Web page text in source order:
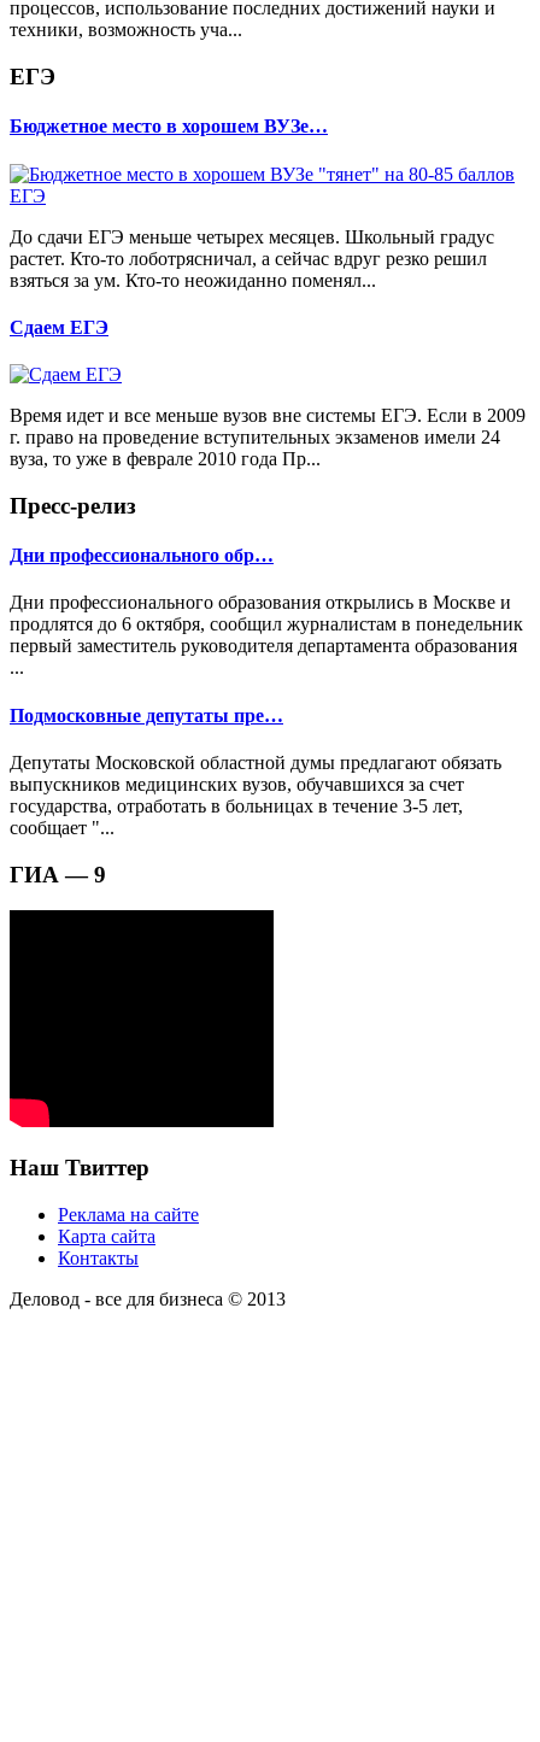
процессов, использование последних достижений науки и
техники, возможность уча...
ЕГЭ
Бюджетное место в хорошем ВУЗе…
До сдачи ЕГЭ меньше четырех месяцев. Школьный градус
растет. Кто-то лоботрясничал, а сейчас вдруг резко решил
взяться за ум. Кто-то неожиданно поменял...
Сдаем ЕГЭ
Время идет и все меньше вузов вне системы ЕГЭ. Если в 2009
г. право на проведение вступительных экзаменов имели 24
вуза, то уже в феврале 2010 года Пр...
Пресс-релиз
Дни профессионального обр…
Дни профессионального образования открылись в Москве и
продлятся до 6 октября, сообщил журналистам в понедельник
первый заместитель руководителя департамента образования
...
Подмосковные депутаты пре…
Депутаты Московской областной думы предлагают обязать
выпускников медицинских вузов, обучавшихся за счет
государства, отработать в больницах в течение 3-5 лет,
сообщает "...
ГИА — 9
Наш Твиттер
Реклама на сайте
Карта сайта
Контакты
Деловод - все для бизнеса © 2013